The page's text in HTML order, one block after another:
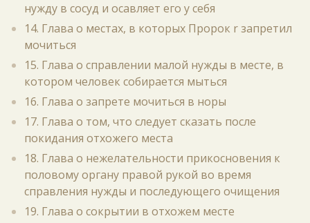
нужду в сосуд и осавляет его у себя
14. Глава о местах, в которых Пророк r запретил
мочиться
15. Глава о справлении малой нужды в месте, в
котором человек собирается мыться
16. Глава о запрете мочиться в норы
17. Глава о том, что следует сказать после
покидания отхожего места
18. Глава о нежелательности прикосновения к
половому органу правой рукой во время
справления нужды и последующего очищения
19. Глава о сокрытии в отхожем месте